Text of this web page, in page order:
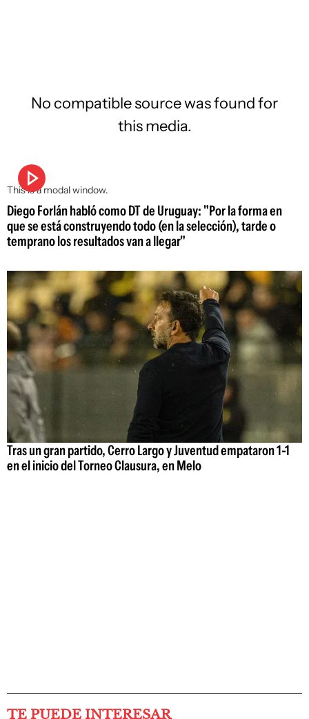
This is a modal window.
No compatible source was found for
this media.
Diego Forlán habló como DT de Uruguay: "Por la forma en
que se está construyendo todo (en la selección), tarde o
temprano los resultados van a llegar"
Tras un gran partido, Cerro Largo y Juventud empataron 1-1
en el inicio del Torneo Clausura, en Melo
TE PUEDE INTERESAR